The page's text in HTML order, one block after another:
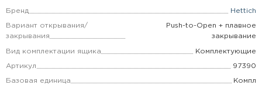
Бренд Hettich
Вариант открывания/
закрывания
Push-to-Open + плавное
закрывание
Вид комплектации ящика Комплектующие
Артикул 97390
Базовая единица Компл